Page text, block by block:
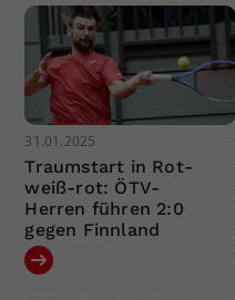
31.01.2025
Traumstart in Rot-
weiß-rot: ÖTV-
Herren führen 2:0
gegen Finnland